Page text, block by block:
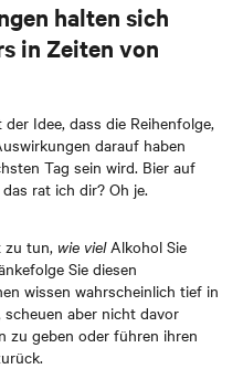
halten sich
in Zeiten von
Idee, dass die Reihenfolge,
darauf haben
Tag sein wird. Bier auf
rat ich dir? Oh je.
zu tun, wie vielAlkohol Sie
Sie diesen
wissen wahrscheinlich tief in
aber nicht davor
zu geben oder führen ihren